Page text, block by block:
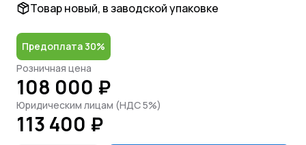
Товар новый, в заводской упаковке
Предоплата 30%
Розничная цена
108 000 ₽
Юридическим лицам (НДС 5%)
113 400 ₽